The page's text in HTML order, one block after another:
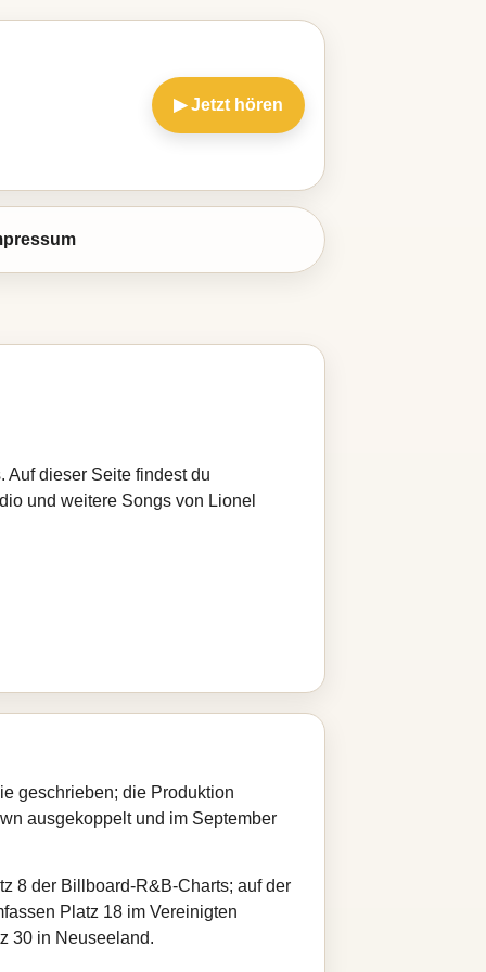
▶ Jetzt hören
Auf dieser Seite findest du
und weitere Songs von Lionel
geschrieben; die Produktion
ausgekoppelt und im September
8 der Billboard-R&B-Charts; auf der
Platz 18 im Vereinigten
30 in Neuseeland.